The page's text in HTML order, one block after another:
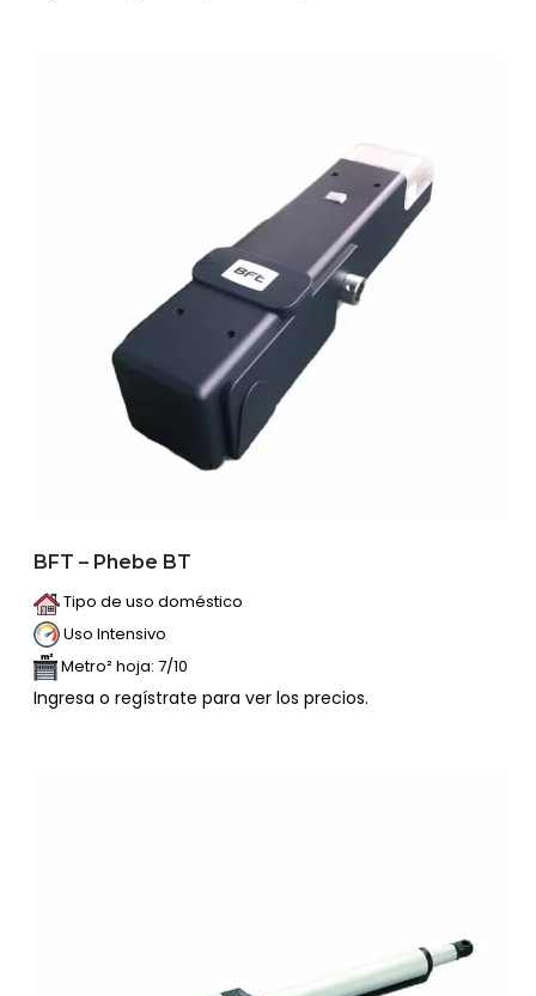
BFT – Phebe BT
Tipo de uso doméstico
Uso Intensivo
Metro² hoja: 7/10
Ingresa o regístrate para ver los precios.